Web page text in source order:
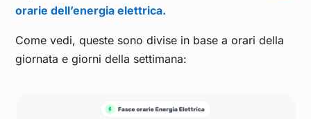
Novembre 2023
Ottobre 2023 0,134
orarie dell’energia elettrica.
Come vedi, queste sono divise in base a orari della
giornata e giorni della settimana: